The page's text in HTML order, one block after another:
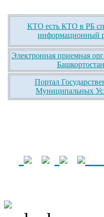
КТО есть КТО в РБ
информационный
Электронная приемная
Башкортостан
Портал
Муниципальных